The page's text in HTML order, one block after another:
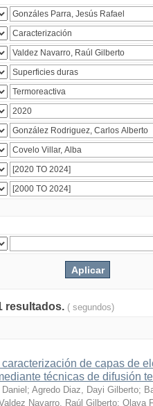
resultados. ( segundos)
de capas de
técnicas de difusión
; Agredo Diaz, Dayi Gilberto;
Navarro, Raúl Gilberto; Olaya